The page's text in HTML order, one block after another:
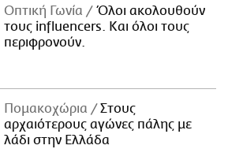
Οπτική Γωνία
Όλοι ακολουθούν
τους influencers. Και όλοι τους
περιφρονούν.
Πομακοχώρια
Στους
αρχαιότερους αγώνες πάλης με
λάδι στην Ελλάδα